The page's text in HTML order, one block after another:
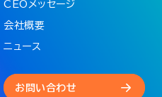
CEOメッセージ
会社概要
ニュース
お問い合わせ